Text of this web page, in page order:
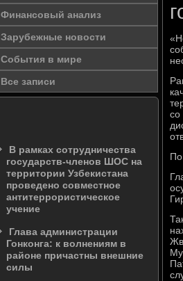
Финансовый анализ
Зарубежные новости
События в мире
Все записи
В рамках сотрудничества
государств-членов ШОС на
территории Узбекистана
проведено совместное
антитеррористическое
учение
Глава администрации
Гонконга: к волнениям в
районе причастны внешние
силы
со